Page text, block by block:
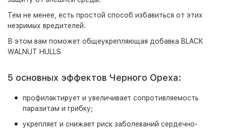
Тем не менее, есть простой способ избавиться от этих
незримых вредителей.
В этом вам поможет общеукрепляющая добавка BLACK
WALNUT HULLS
5 основных эффектов Черного Ореха:
профилактирует и увеличивает сопротивляемость
паразитам и грибку;
укрепляет и снижает риск заболеваний сердечно-